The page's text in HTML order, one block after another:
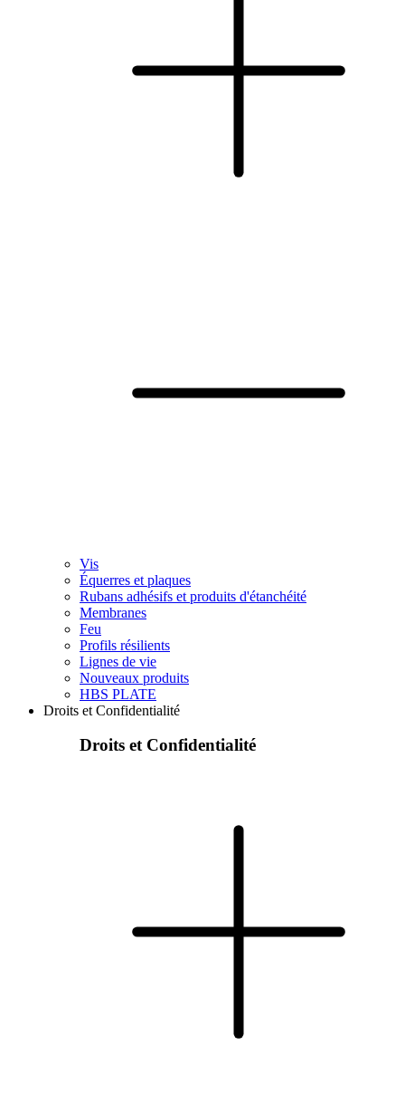
Vis
Équerres et plaques
Rubans adhésifs et produits d'étanchéité
Membranes
Feu
Profils résilients
Lignes de vie
Nouveaux produits
HBS PLATE
Droits et Confidentialité
Droits et Confidentialité